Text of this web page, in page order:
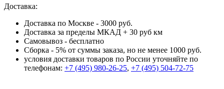
Доставка:
Доставка по Москве - 3000 руб.
Доставка за пределы МКАД + 30 руб км
Самовывоз - бесплатно
Сборка - 5% от суммы заказа, но не менее 1000 руб.
условия доставки товаров по России уточняйте по
телефонам: +7 (495) 980-26-25, +7 (495) 504-72-75